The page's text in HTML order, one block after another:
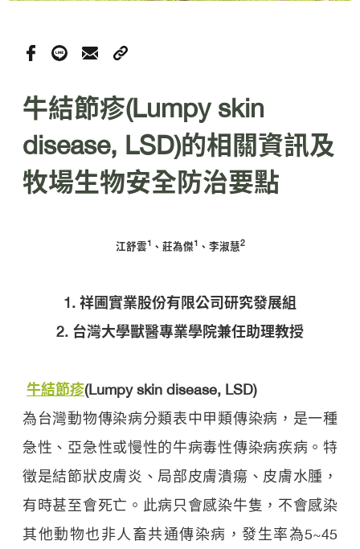
牛結節疹(Lumpy skin
disease, LSD)的相關資訊及
牧場生物安全防治要點
江舒雲1 、莊為傑1 、李淑慧2
1. 祥圃實業股份有限公司研究發展組
2. 台灣大學獸醫專業學院兼任助理教授
牛結節疹(Lumpy skin disease, LSD)
為台灣動物傳染病分類表中甲類傳染病，是一種
急性、亞急性或慢性的牛病毒性傳染病疾病。特
徵是結節狀皮膚炎、局部皮膚潰瘍、皮膚水腫，
有時甚至會死亡。此病只會感染牛隻，不會感染
其他動物也非人畜共通傳染病，發生率為5~45